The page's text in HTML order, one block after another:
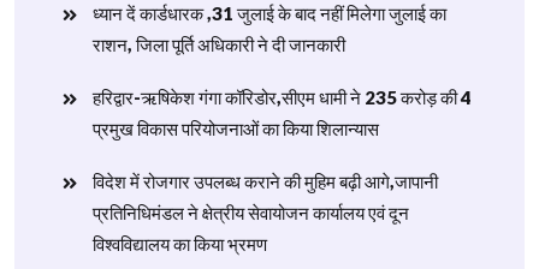
ध्यान दें कार्डधारक ,31 जुलाई के बाद नहीं मिलेगा जुलाई का
राशन, जिला पूर्ति अधिकारी ने दी जानकारी
हरिद्वार-ऋषिकेश गंगा कॉरिडोर,सीएम धामी ने 235 करोड़ की 4
प्रमुख विकास परियोजनाओं का किया शिलान्यास
विदेश में रोजगार उपलब्ध कराने की मुहिम बढ़ी आगे,जापानी
प्रतिनिधिमंडल ने क्षेत्रीय सेवायोजन कार्यालय एवं दून
विश्वविद्यालय का किया भ्रमण